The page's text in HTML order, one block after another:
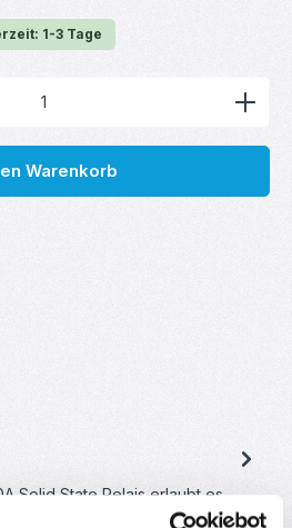
1-3 Tage
den gewünschten Wert ein
Warenkorb
Solid State Relais erlaubt es
mit Netzspannung (24-